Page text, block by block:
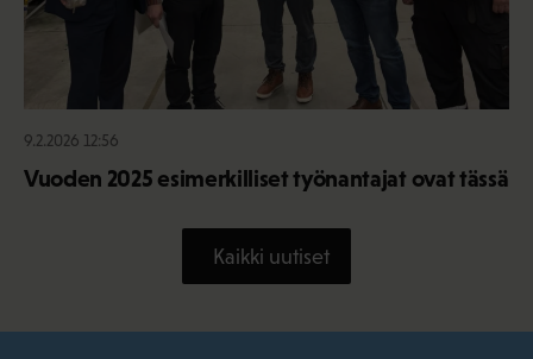
9.2.2026 12:56
Vuoden 2025 esimerkilliset työnantajat ovat tässä
Kaikki uutiset